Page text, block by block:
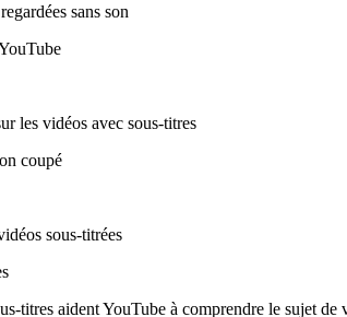
sans son
les vidéos avec sous-titres
coupé
sous-titrées
titres aident YouTube à comprendre le sujet